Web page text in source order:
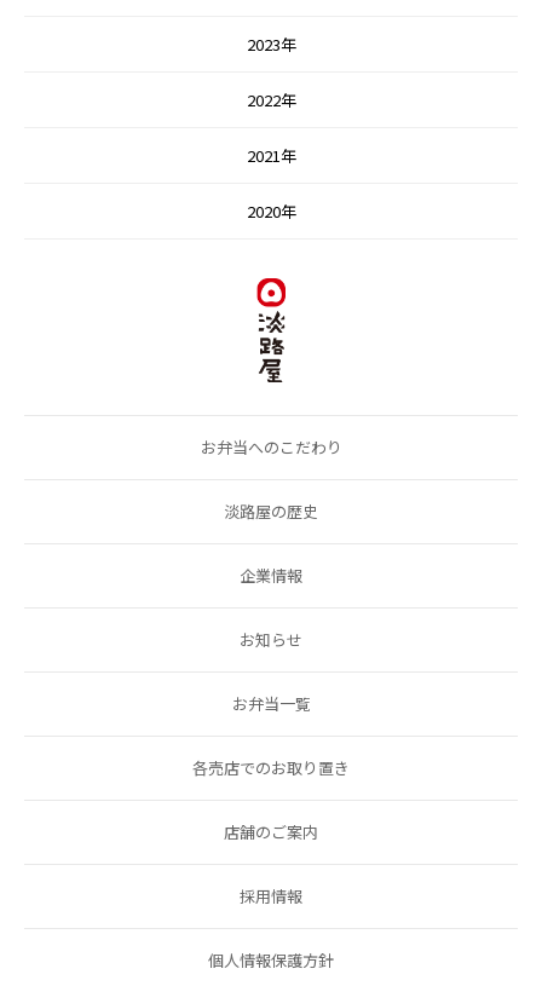
2023年
2022年
2021年
2020年
お弁当へのこだわり
淡路屋の歴史
企業情報
お知らせ
お弁当一覧
各売店でのお取り置き
店舗のご案内
採用情報
個人情報保護方針